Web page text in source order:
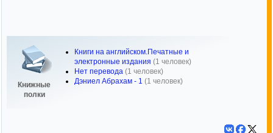
Книжные
полки
Книги на английском.Печатные и
электронные издания (1 человек)
Нет перевода (1 человек)
Дэниел Абрахам - 1 (1 человек)